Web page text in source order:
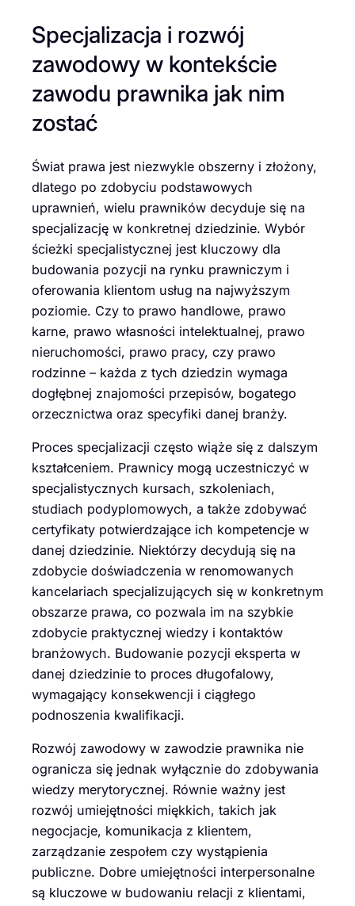
Specjalizacja i rozwój
zawodowy w kontekście
zawodu prawnika jak nim
zostać
Świat prawa jest niezwykle obszerny i złożony,
dlatego po zdobyciu podstawowych
uprawnień, wielu prawników decyduje się na
specjalizację w konkretnej dziedzinie. Wybór
ścieżki specjalistycznej jest kluczowy dla
budowania pozycji na rynku prawniczym i
oferowania klientom usług na najwyższym
poziomie. Czy to prawo handlowe, prawo
karne, prawo własności intelektualnej, prawo
nieruchomości, prawo pracy, czy prawo
rodzinne – każda z tych dziedzin wymaga
dogłębnej znajomości przepisów, bogatego
orzecznictwa oraz specyfiki danej branży.
Proces specjalizacji często wiąże się z dalszym
kształceniem. Prawnicy mogą uczestniczyć w
specjalistycznych kursach, szkoleniach,
studiach podyplomowych, a także zdobywać
certyfikaty potwierdzające ich kompetencje w
danej dziedzinie. Niektórzy decydują się na
zdobycie doświadczenia w renomowanych
kancelariach specjalizujących się w konkretnym
obszarze prawa, co pozwala im na szybkie
zdobycie praktycznej wiedzy i kontaktów
branżowych. Budowanie pozycji eksperta w
danej dziedzinie to proces długofalowy,
wymagający konsekwencji i ciągłego
podnoszenia kwalifikacji.
Rozwój zawodowy w zawodzie prawnika nie
ogranicza się jednak wyłącznie do zdobywania
wiedzy merytorycznej. Równie ważny jest
rozwój umiejętności miękkich, takich jak
negocjacje, komunikacja z klientem,
zarządzanie zespołem czy wystąpienia
publiczne. Dobre umiejętności interpersonalne
są kluczowe w budowaniu relacji z klientami,